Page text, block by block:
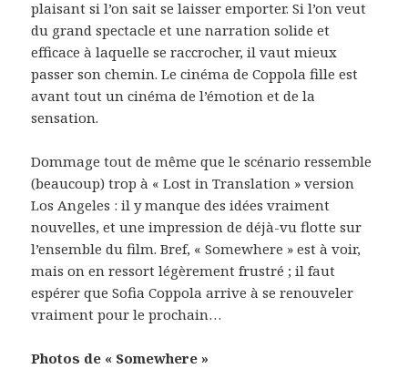
plaisant si l’on sait se laisser emporter. Si l’on veut
du grand spectacle et une narration solide et
efficace à laquelle se raccrocher, il vaut mieux
passer son chemin. Le cinéma de Coppola fille est
avant tout un cinéma de l’émotion et de la
sensation.
Dommage tout de même que le scénario ressemble
(beaucoup) trop à « Lost in Translation » version
Los Angeles : il y manque des idées vraiment
nouvelles, et une impression de déjà-vu flotte sur
l’ensemble du film. Bref, « Somewhere » est à voir,
mais on en ressort légèrement frustré ; il faut
espérer que Sofia Coppola arrive à se renouveler
vraiment pour le prochain…
Photos de « Somewhere »